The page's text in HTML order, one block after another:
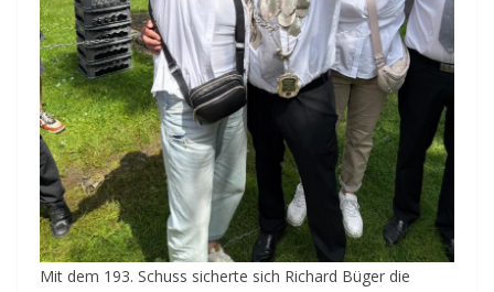
Mit dem 193. Schuss sicherte sich Richard Büger die